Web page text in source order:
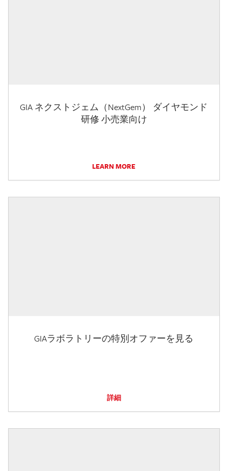
GIA ネクストジェム（NextGem） ダイヤモンド
研修 小売業向け
LEARN MORE
GIAラボラトリーの特別オファーを見る
詳細